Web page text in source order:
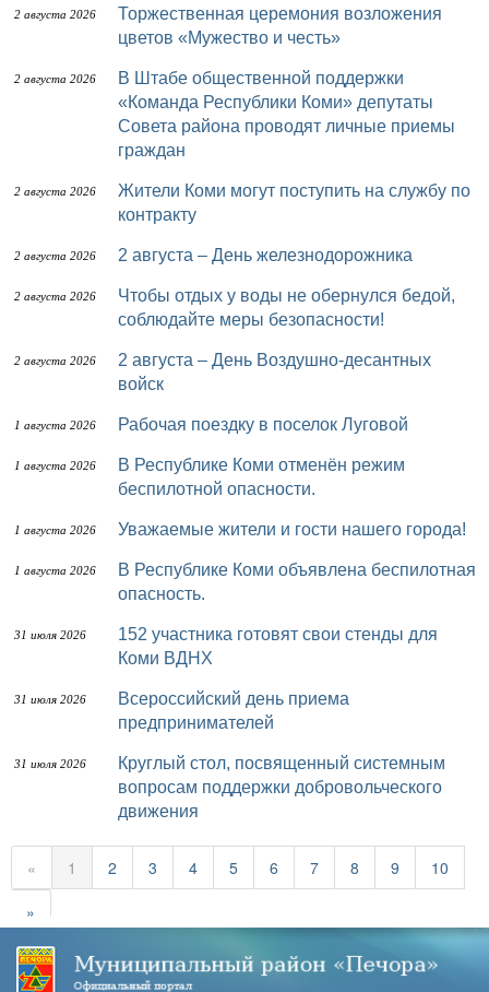
2 августа 2026
Торжественная церемония возложения
цветов «Мужество и честь»
2 августа 2026
В Штабе общественной поддержки
«Команда Республики Коми» депутаты
Совета района проводят личные приемы
граждан
2 августа 2026
Жители Коми могут поступить на службу по
контракту
2 августа 2026 2 августа – День железнодорожника
2 августа 2026
Чтобы отдых у воды не обернулся бедой,
соблюдайте меры безопасности!
2 августа 2026
2 августа – День Воздушно-десантных
войск
1 августа 2026 Рабочая поездку в поселок Луговой
1 августа 2026
В Республике Коми отменён режим
беспилотной опасности.
1 августа 2026 Уважаемые жители и гости нашего города!
1 августа 2026
В Республике Коми объявлена беспилотная
опасность.
31 июля 2026
152 участника готовят свои стенды для
Коми ВДНХ
31 июля 2026
Всероссийский день приема
предпринимателей
31 июля 2026
Круглый стол, посвященный системным
вопросам поддержки добровольческого
движения
« 1 2 3 4 5 6 7 8 9
10
»